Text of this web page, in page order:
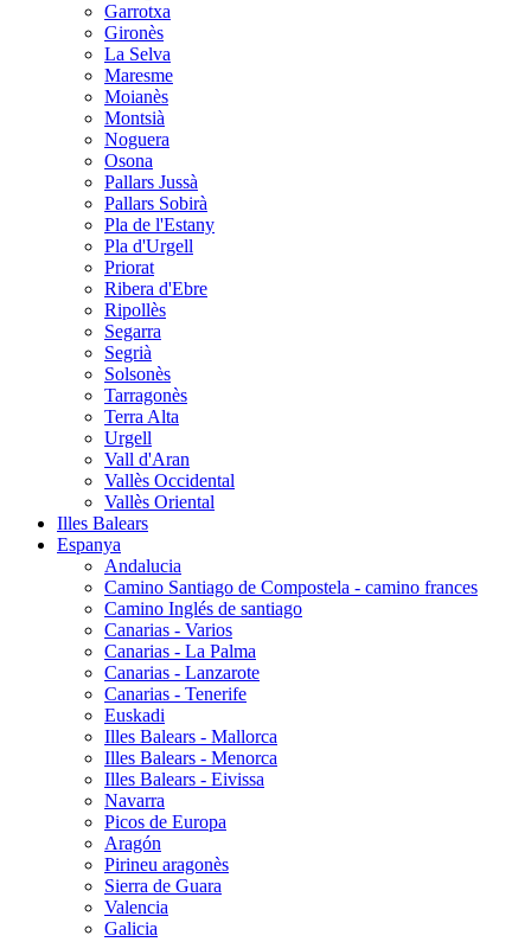
Garrotxa
Gironès
La Selva
Maresme
Moianès
Montsià
Noguera
Osona
Pallars Jussà
Pallars Sobirà
Pla de l'Estany
Pla d'Urgell
Priorat
Ribera d'Ebre
Ripollès
Segarra
Segrià
Solsonès
Tarragonès
Terra Alta
Urgell
Vall d'Aran
Vallès Occidental
Vallès Oriental
Illes Balears
Espanya
Andalucia
Camino Santiago de Compostela - camino frances
Camino Inglés de santiago
Canarias - Varios
Canarias - La Palma
Canarias - Lanzarote
Canarias - Tenerife
Euskadi
Illes Balears - Mallorca
Illes Balears - Menorca
Illes Balears - Eivissa
Navarra
Picos de Europa
Aragón
Pirineu aragonès
Sierra de Guara
Valencia
Galicia